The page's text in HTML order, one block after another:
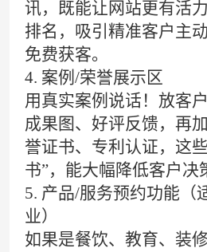
讯，既能让网站更有活
排名，吸引精准客户主
免费获客。
4. 案例/荣誉展示区
用真实案例说话！放客
成果图、好评反馈，再
誉证书、专利认证，这
书”，能大幅降低客户决
5. 产品/服务预约功能（
业）
如果是餐饮、教育、装